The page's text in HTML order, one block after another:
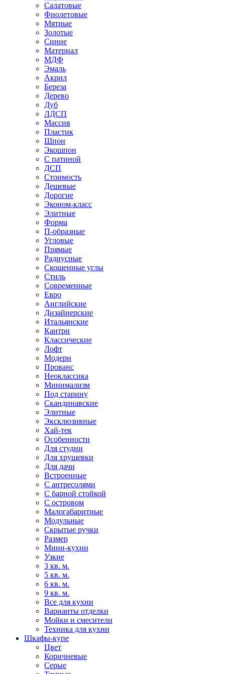
Салатовые
Фиолетовые
Мятные
Золотые
Синие
Материал
МДФ
Эмаль
Акрил
Береза
Дерево
Дуб
ЛДСП
Массив
Пластик
Шпон
Экошпон
С патиной
ДСП
Стоимость
Дешевые
Дорогие
Эконом-класс
Элитные
Форма
П-образные
Угловые
Прямые
Радиусные
Скошенные углы
Стиль
Современные
Евро
Английские
Дизайнерские
Итальянские
Кантри
Классические
Лофт
Модерн
Прованс
Неоклассика
Минимализм
Под старину
Скандинавские
Элитные
Эксклюзивные
Хай-тек
Особенности
Для студии
Для хрущевки
Для дачи
Встроенные
С антресолями
С барной стойкой
С островом
Малогабаритные
Модульные
Скрытые ручки
Размер
Мини-кухни
Узкие
3 кв. м.
5 кв. м.
6 кв. м.
9 кв. м.
Все для кухни
Варианты отделки
Мойки и смесители
Техника для кухни
Шкафы-купе
Цвет
Коричневые
Серые